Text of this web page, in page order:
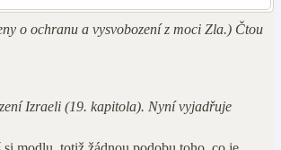
o ochranu a vysvobození z moci Zla.) Čtou
Izraeli (19. kapitola). Nyní vyjadřuje